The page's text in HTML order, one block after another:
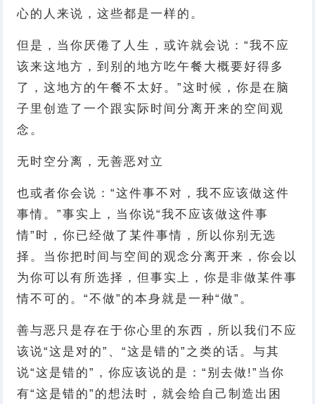
心的人来说，这些都是一样的。
但是，当你厌倦了人生，或许就会说：“我不应
该来这地方，到别的地方吃午餐大概要好得多
了，这地方的午餐不太好。”这时候，你是在脑
子里创造了一个跟实际时间分离开来的空间观
念。
无时空分离，无善恶对立
也或者你会说：“这件事不对，我不应该做这件
事情。”事实上，当你说“我不应该做这件事
情”时，你已经做了某件事情，所以你别无选
择。当你把时间与空间的观念分离开来，你会以
为你可以有所选择，但事实上，你是非做某件事
情不可的。“不做”的本身就是一种“做”。
善与恶只是存在于你心里的东西，所以我们不应
该说“这是对的”、“这是错的”之类的话。与其
说“这是错的”，你应该说的是：“别去做!”当你
有“这是错的”的想法时，就会给自己制造出困